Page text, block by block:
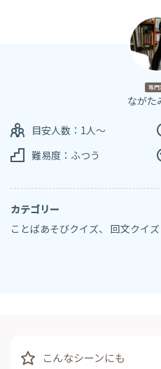
専門
ながた
目安人数：1人～
難易度：ふつう
カテゴリー
ことばあそびクイズ、 回文クイズ
こんなシーンにも